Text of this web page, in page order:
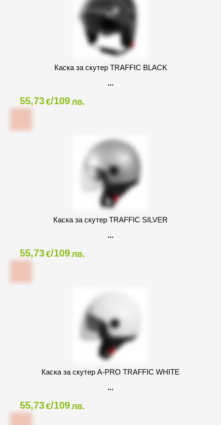
Каска за скутер TRAFFIC BLACK
55,73€/109лв.
Каска за скутер TRAFFIC SILVER
55,73€/109лв.
Каска за скутер A-PRO TRAFFIC WHITE
55,73€/109лв.